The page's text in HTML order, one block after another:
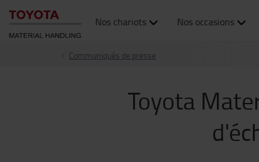
Nos chariots Nos occasions
Communiqués de presse
Toyota